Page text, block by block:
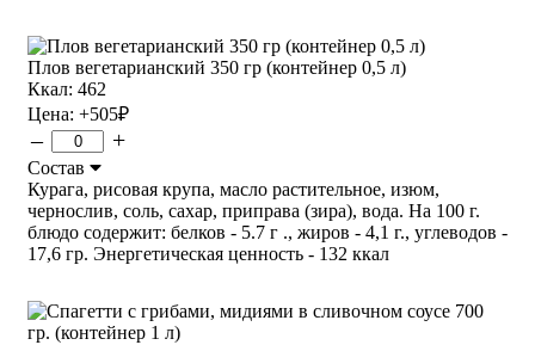
Плов вегетарианский 350 гр (контейнер 0,5 л)
Ккал: 462
Цена: +505₽
– +
Состав
Курага, рисовая крупа, масло растительное, изюм,
чернослив, соль, сахар, приправа (зира), вода. На 100 г.
блюдо содержит: белков - 5.7 г ., жиров - 4,1 г., углеводов -
17,6 гр. Энергетическая ценность - 132 ккал